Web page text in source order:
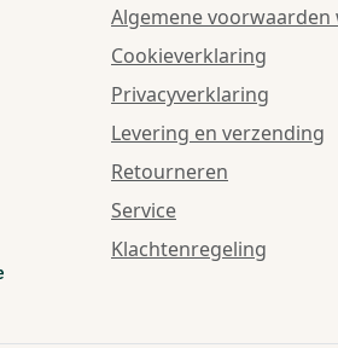
Algemene voorwaarden
Cookieverklaring
Privacyverklaring
Levering en verzending
Retourneren
Service
Klachtenregeling